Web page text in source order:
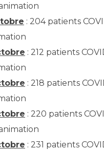
: 204 patients
: 212 patients
: 218 patients
: 220 patients
: 231 patients